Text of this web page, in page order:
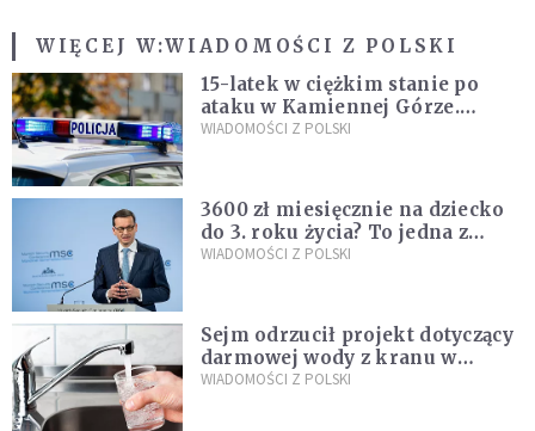
WIĘCEJ W:WIADOMOŚCI Z POLSKI
15-latek w ciężkim stanie po
ataku w Kamiennej Górze.
Policja zatrzymała dwóch
WIADOMOŚCI Z POLSKI
3600 zł miesięcznie na dziecko
do 3. roku życia? To jedna z
propozycji programu "Rozwój
WIADOMOŚCI Z POLSKI
Sejm odrzucił projekt dotyczący
darmowej wody z kranu w
restauracjach
WIADOMOŚCI Z POLSKI